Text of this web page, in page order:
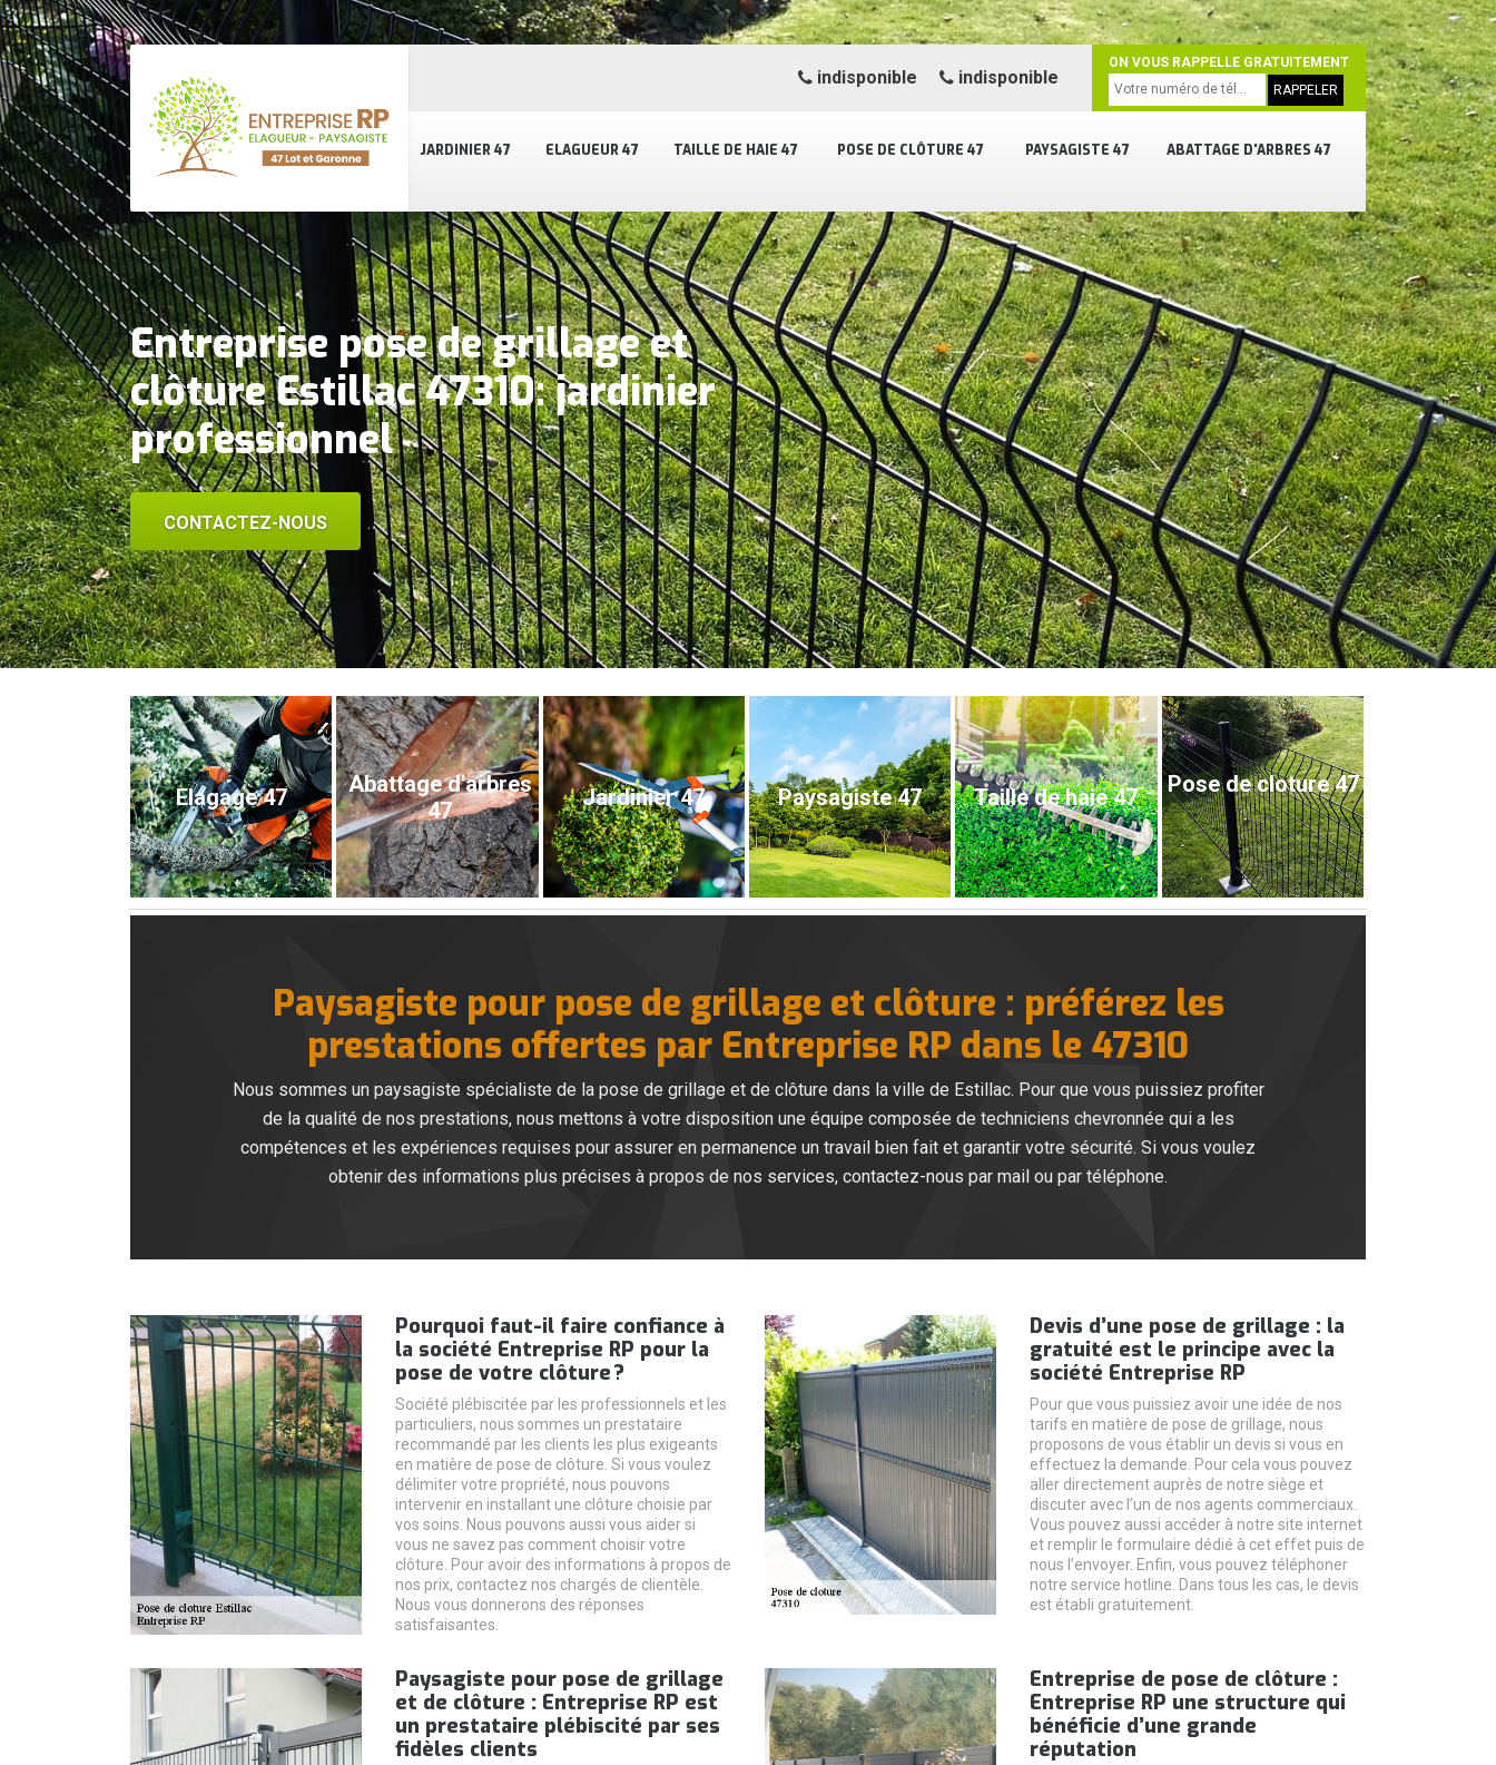
JARDINIER 47 ELAGUEUR 47 TAILLE DE HAIE 47 POSE DE CLÔTURE 47 PAYSAGISTE 47 ABATTAGE D'ARBRES 47
indisponible indisponible
ON VOUS RAPPELLE GRATUITEMENT
Entreprise pose de grillage et
clôture Estillac 47310: jardinier
professionnel
CONTACTEZ-NOUS
Elagage 47
Abattage d'arbres
47
Jardinier 47 Paysagiste 47 Taille de haie 47 Pose de cloture 47
Paysagiste pour pose de grillage et clôture : préférez les
prestations offertes par Entreprise RP dans le 47310
Nous sommes un paysagiste spécialiste de la pose de grillage et de clôture dans la ville de Estillac. Pour que vous puissiez profiter
de la qualité de nos prestations, nous mettons à votre disposition une équipe composée de techniciens chevronnée qui a les
compétences et les expériences requises pour assurer en permanence un travail bien fait et garantir votre sécurité. Si vous voulez
obtenir des informations plus précises à propos de nos services, contactez-nous par mail ou par téléphone.
Pourquoi faut-il faire confiance à
la société Entreprise RP pour la
pose de votre clôture ?
Société plébiscitée par les professionnels et les
particuliers, nous sommes un prestataire
recommandé par les clients les plus exigeants
en matière de pose de clôture. Si vous voulez
délimiter votre propriété, nous pouvons
intervenir en installant une clôture choisie par
vos soins. Nous pouvons aussi vous aider si
vous ne savez pas comment choisir votre
clôture. Pour avoir des informations à propos de
nos prix, contactez nos chargés de clientèle.
Nous vous donnerons des réponses
satisfaisantes.
Devis d’une pose de grillage : la
gratuité est le principe avec la
société Entreprise RP
Pour que vous puissiez avoir une idée de nos
tarifs en matière de pose de grillage, nous
proposons de vous établir un devis si vous en
effectuez la demande. Pour cela vous pouvez
aller directement auprès de notre siège et
discuter avec l’un de nos agents commerciaux.
Vous pouvez aussi accéder à notre site internet
et remplir le formulaire dédié à cet effet puis de
nous l’envoyer. Enfin, vous pouvez téléphoner
notre service hotline. Dans tous les cas, le devis
est établi gratuitement.
Paysagiste pour pose de grillage
et de clôture : Entreprise RP est
un prestataire plébiscité par ses
fidèles clients
Entreprise de pose de clôture :
Entreprise RP une structure qui
bénéficie d’une grande
réputation